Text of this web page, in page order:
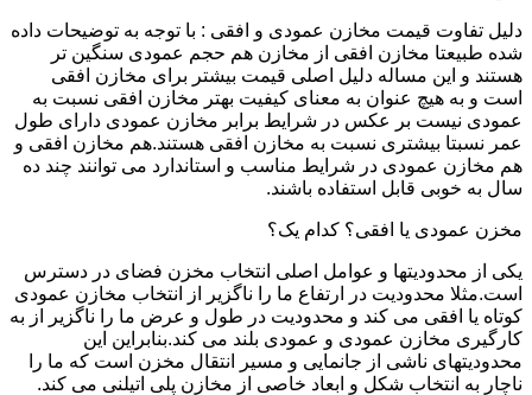
دلیل تفاوت قیمت مخازن عمودی و افقی : با توجه به توضیحات داده
شده طبیعتا مخازن افقی از مخازن هم حجم عمودی سنگین تر
هستند و این مساله دلیل اصلی قیمت بیشتر برای مخازن افقی
است و به هیچ عنوان به معنای کیفیت بهتر مخازن افقی نسبت به
عمودی نیست بر عکس در شرایط برابر مخازن عمودی دارای طول
عمر نسبتا بیشتری نسبت به مخازن افقی هستند.هم مخازن افقی و
هم مخازن عمودی در شرایط مناسب و استاندارد می توانند چند ده
سال به خوبی قابل استفاده باشند.
مخزن عمودی یا افقی؟ کدام یک؟
یکی از محدودیتها و عوامل اصلی انتخاب مخزن فضای در دسترس
است.مثلا محدودیت در ارتفاع ما را ناگزیر از انتخاب مخازن عمودی
کوتاه یا افقی می کند و محدودیت در طول و عرض ما را ناگزیر از به
کارگیری مخازن عمودی و عمودی بلند می کند.بنابراین این
محدودیتهای ناشی از جانمایی و مسیر انتقال مخزن است که ما را
ناچار به انتخاب شکل و ابعاد خاصی از مخازن پلی اتیلنی می کند.